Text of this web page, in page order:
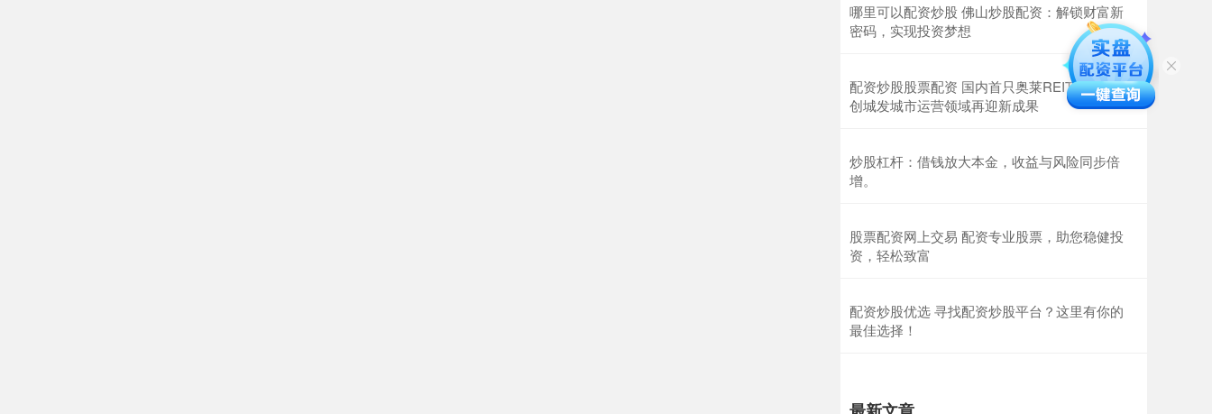
哪里可以配资炒股 佛山炒股配资：解锁财富新
密码，实现投资梦想
配资炒股股票配资 国内首只奥莱REITs获批 首
创城发城市运营领域再迎新成果
炒股杠杆：借钱放大本金，收益与风险同步倍
增。
股票配资网上交易 配资专业股票，助您稳健投
资，轻松致富
配资炒股优选 寻找配资炒股平台？这里有你的
最佳选择！